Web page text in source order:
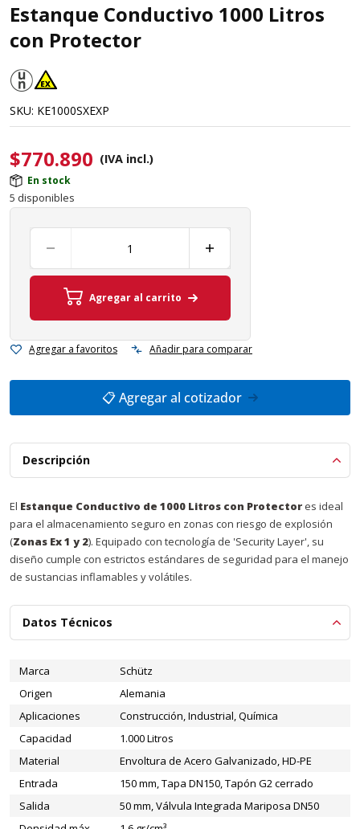
Estanque Conductivo 1000 Litros
con Protector
SKU: KE1000SXEXP
$770.890 (IVA incl.)
En stock
5 disponibles
Agregar al carrito
Agregar a favoritos Añadir para comparar
📋 Agregar al cotizador
Descripción
El Estanque Conductivo de 1000 Litros con Protector es ideal
para el almacenamiento seguro en zonas con riesgo de explosión
(Zonas Ex 1 y 2). Equipado con tecnología de 'Security Layer', su
diseño cumple con estrictos estándares de seguridad para el manejo
de sustancias inflamables y volátiles.
Datos Técnicos
Marca
Schütz
Origen
Alemania
Aplicaciones
Construcción, Industrial, Química
Capacidad
1.000 Litros
Material
Envoltura de Acero Galvanizado, HD-PE
Entrada
150 mm, Tapa DN150, Tapón G2 cerrado
Salida
50 mm, Válvula Integrada Mariposa DN50